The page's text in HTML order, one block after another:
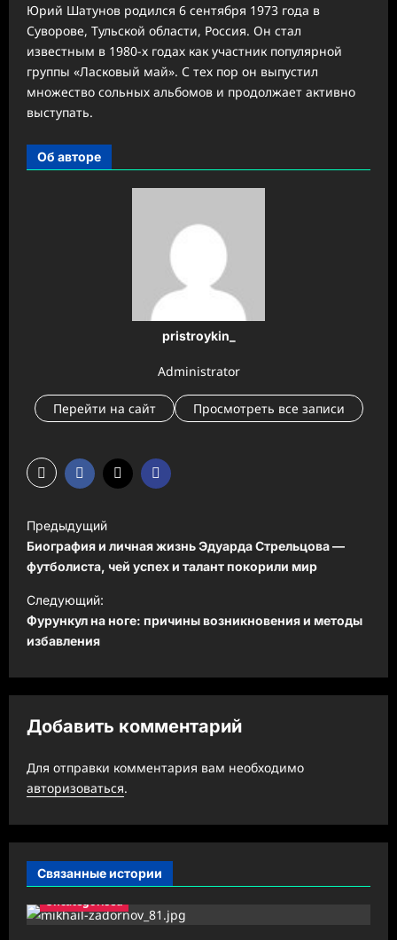
Юрий Шатунов родился 6 сентября 1973 года в
Суворове, Тульской области, Россия. Он стал
известным в 1980-х годах как участник популярной
группы «Ласковый май». С тех пор он выпустил
множество сольных альбомов и продолжает активно
выступать.
Об авторе
pristroykin_
Administrator
Перейти на сайт Просмотреть все записи
Н
а
в
и
г
а
ц
я
з
а
и
и
Предыдущий
Биография и личная жизнь Эдуарда Стрельцова —
футболиста, чей успех и талант покорили мир
Следующий:
Фурункул на ноге: причины возникновения и методы
избавления
Добавить комментарий
Для отправки комментария вам необходимо
авторизоваться.
Связанные истории
Uncategorised